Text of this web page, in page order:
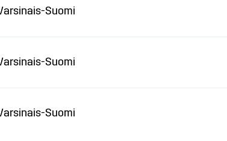
Suomi
Suomi
Suomi